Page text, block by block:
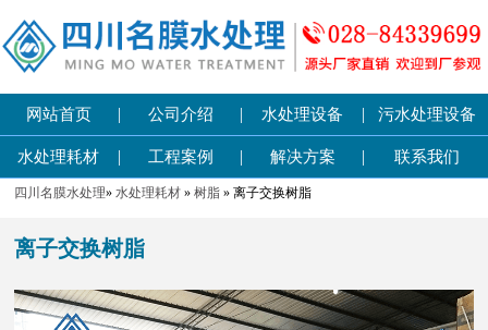
网站首页 | 公司介绍 | 水处理设备 | 污水处理设备
水处理耗材 | 工程案例 | 解决方案 | 联系我们
四川名膜水处理»水处理耗材 »树脂 » 离子交换树脂
离子交换树脂